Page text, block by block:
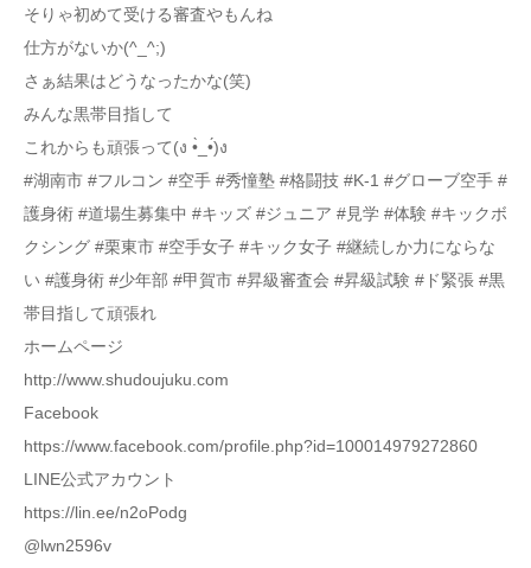
そりゃ初めて受ける審査やもんね
仕方がないか(^_^;)
さぁ結果はどうなったかな(笑)
みんな黒帯目指して
これからも頑張って(ง •̀_•́)ง
#湖南市 #フルコン #空手 #秀憧塾 #格闘技 #K-1 #グローブ空手 #
護身術 #道場生募集中 #キッズ #ジュニア #見学 #体験 #キックボ
クシング #栗東市 #空手女子 #キック女子 #継続しか力にならな
い #護身術 #少年部 #甲賀市 #昇級審査会 #昇級試験 #ド緊張 #黒
帯目指して頑張れ
ホームページ
http://www.shudoujuku.com
Facebook
https://www.facebook.com/profile.php?id=100014979272860
LINE公式アカウント
https://lin.ee/n2oPodg
@lwn2596v